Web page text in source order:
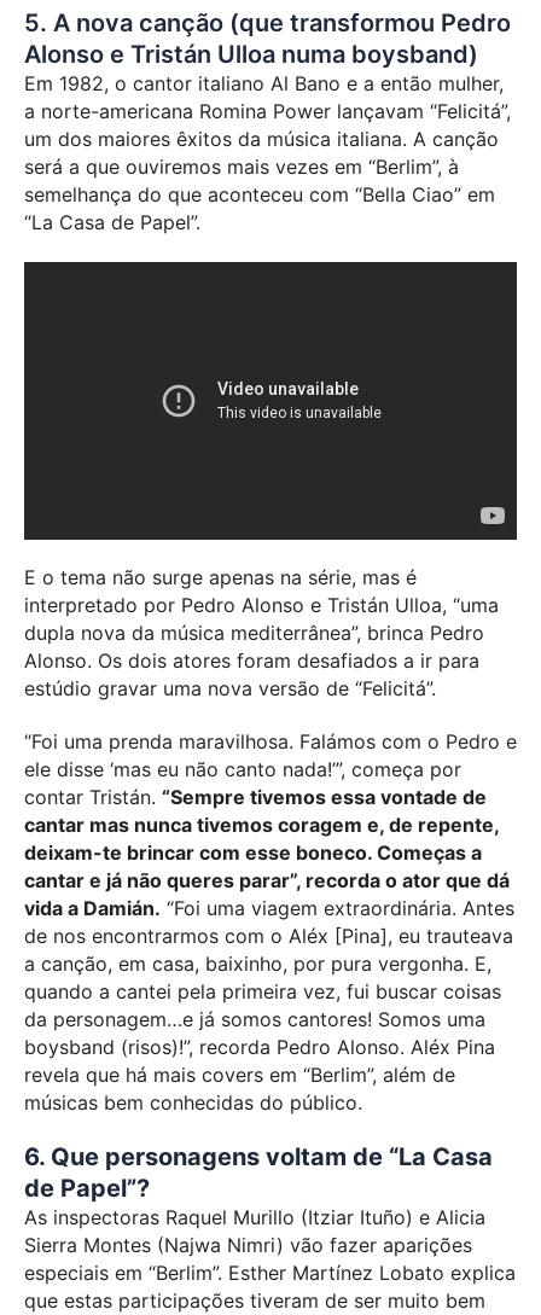
5. A nova canção (que transformou Pedro
Alonso e Tristán Ulloa numa boysband)
Em 1982, o cantor italiano Al Bano e a então mulher,
a norte-americana Romina Power lançavam “Felicitá”,
um dos maiores êxitos da música italiana. A canção
será a que ouviremos mais vezes em “Berlim”, à
semelhança do que aconteceu com “Bella Ciao” em
“La Casa de Papel”.
E o tema não surge apenas na série, mas é
interpretado por Pedro Alonso e Tristán Ulloa, “uma
dupla nova da música mediterrânea”, brinca Pedro
Alonso. Os dois atores foram desafiados a ir para
estúdio gravar uma nova versão de “Felicitá”.
“Foi uma prenda maravilhosa. Falámos com o Pedro e
ele disse ‘mas eu não canto nada!’”, começa por
contar Tristán. “Sempre tivemos essa vontade de
cantar mas nunca tivemos coragem e, de repente,
deixam-te brincar com esse boneco. Começas a
cantar e já não queres parar”, recorda o ator que dá
vida a Damián. “Foi uma viagem extraordinária. Antes
de nos encontrarmos com o Aléx [Pina], eu trauteava
a canção, em casa, baixinho, por pura vergonha. E,
quando a cantei pela primeira vez, fui buscar coisas
da personagem…e já somos cantores! Somos uma
boysband (risos)!”, recorda Pedro Alonso. Aléx Pina
revela que há mais covers em “Berlim”, além de
músicas bem conhecidas do público.
6. Que personagens voltam de “La Casa
de Papel”?
As inspectoras Raquel Murillo (Itziar Ituño) e Alicia
Sierra Montes (Najwa Nimri) vão fazer aparições
especiais em “Berlim”. Esther Martínez Lobato explica
que estas participações tiveram de ser muito bem